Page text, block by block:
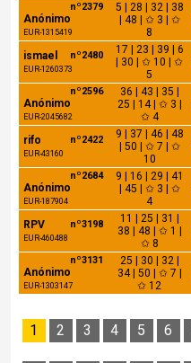
nº2379
Anónimo
EUR-1315419
5 | 28 | 32 | 38
| 48 | ✩ 3 | ✩
8
nº2480
ismael
EUR-1260373
17 | 23 | 39 | 6
| 30 | ✩ 10 | ✩
5
nº2596
Anónimo
EUR-2045682
36 | 43 | 35 |
25 | 14 | ✩ 3 |
✩ 4
nº2422
rifo
EUR-43160
9 | 37 | 46 | 48
| 50 | ✩ 7 | ✩
10
nº2684
Anónimo
EUR-187904
9 | 16 | 29 | 41
| 45 | ✩ 3 | ✩
4
nº3198
RPV
EUR-460488
11 | 25 | 31 |
38 | 48 | ✩ 1 |
✩ 8
nº3131
Anónimo
EUR-1303147
25 | 30 | 32 |
34 | 50 | ✩ 7 |
✩ 12
1 2 3 4 5 6